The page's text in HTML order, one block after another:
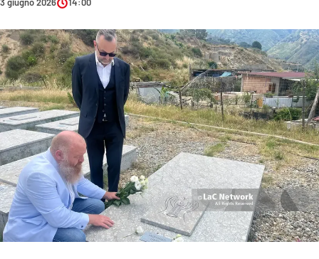
AMBIENTE
SOCIETÀ
CULTURA
ECONOMIA E LAVORO
EVENTI
SPORT
Streaming
LAC TV